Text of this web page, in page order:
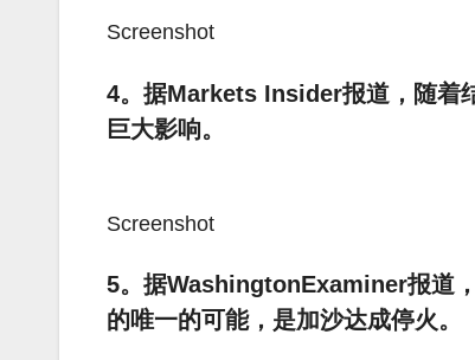
Screenshot
4。据Markets Insider报道，随着
巨大影响。
Screenshot
5。据WashingtonExaminer报道
的唯一的可能，是加沙达成停火。